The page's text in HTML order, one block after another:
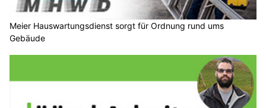
Meier Hauswartungsdienst sorgt für Ordnung rund ums
Gebäude